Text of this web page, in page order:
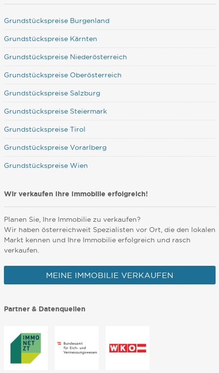
Grundstückspreise Burgenland
Grundstückspreise Kärnten
Grundstückspreise Niederösterreich
Grundstückspreise Oberösterreich
Grundstückspreise Salzburg
Grundstückspreise Steiermark
Grundstückspreise Tirol
Grundstückspreise Vorarlberg
Grundstückspreise Wien
Wir verkaufen Ihre Immobilie erfolgreich!
Planen Sie, Ihre Immobilie zu verkaufen?
Wir haben österreichweit Spezialisten vor Ort, die den lokalen
Markt kennen und Ihre Immobilie erfolgreich und rasch
verkaufen.
MEINE IMMOBILIE VERKAUFEN
Partner & Datenquellen